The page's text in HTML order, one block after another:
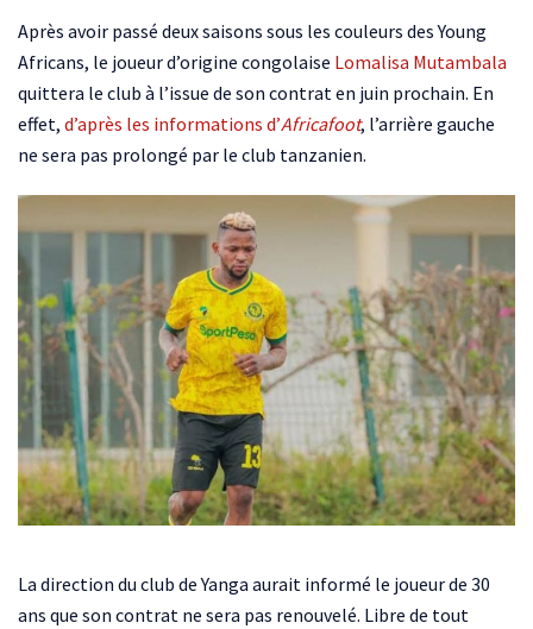
Après avoir passé deux saisons sous les couleurs des Young
Africans, le joueur d’origine congolaise Lomalisa Mutambala
quittera le club à l’issue de son contrat en juin prochain. En
effet, d’après les informations d’Africafoot, l’arrière gauche
ne sera pas prolongé par le club tanzanien.
La direction du club de Yanga aurait informé le joueur de 30
ans que son contrat ne sera pas renouvelé. Libre de tout